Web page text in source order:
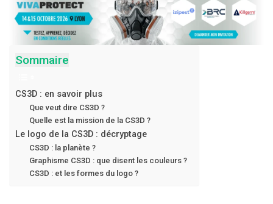
Sommaire
CS3D : en savoir plus
Que veut dire CS3D ?
Quelle est la mission de la CS3D ?
Le logo de la CS3D : décryptage
CS3D : la planète ?
Graphisme CS3D : que disent les couleurs ?
CS3D : et les formes du logo ?